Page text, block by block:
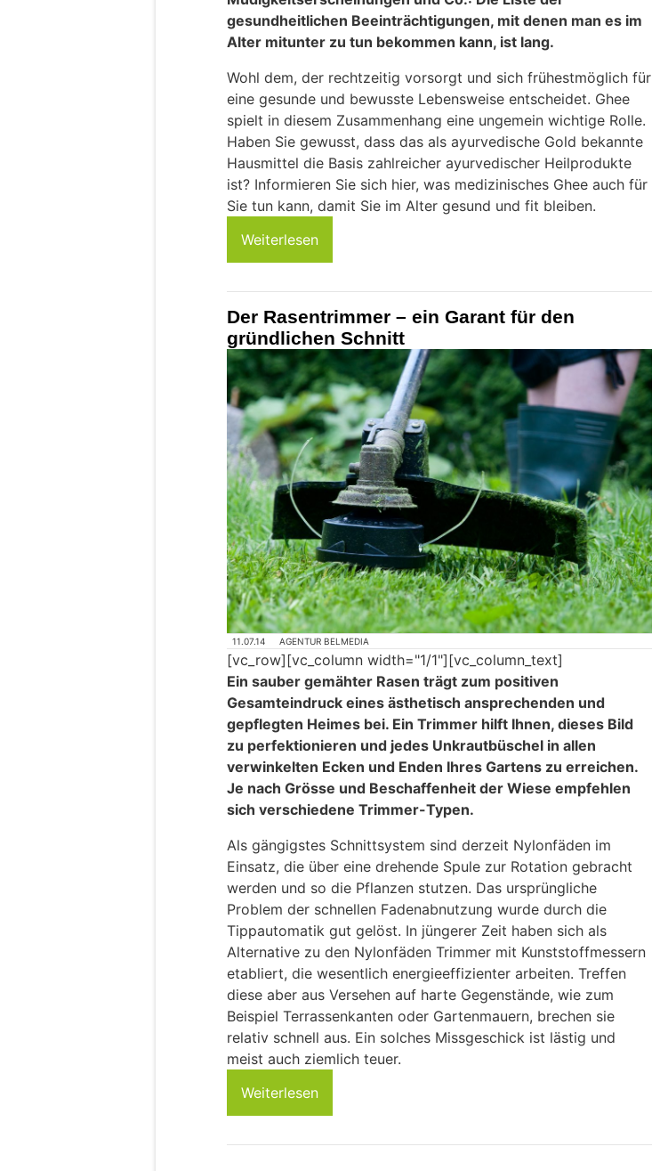
gesundheitlichen Beeinträchtigungen, mit denen man es im
Alter mitunter zu tun bekommen kann, ist lang.
Wohl dem, der rechtzeitig vorsorgt und sich frühestmöglich für
eine gesunde und bewusste Lebensweise entscheidet. Ghee
spielt in diesem Zusammenhang eine ungemein wichtige Rolle.
Haben Sie gewusst, dass das als ayurvedische Gold bekannte
Hausmittel die Basis zahlreicher ayurvedischer Heilprodukte
ist? Informieren Sie sich hier, was medizinisches Ghee auch für
Sie tun kann, damit Sie im Alter gesund und fit bleiben.
Weiterlesen
Der Rasentrimmer – ein Garant für den
gründlichen Schnitt
11.07.14 AGENTUR BELMEDIA
[vc_row][vc_column width="1/1"][vc_column_text]
Ein sauber gemähter Rasen trägt zum positiven
Gesamteindruck eines ästhetisch ansprechenden und
gepflegten Heimes bei. Ein Trimmer hilft Ihnen, dieses Bild
zu perfektionieren und jedes Unkrautbüschel in allen
verwinkelten Ecken und Enden Ihres Gartens zu erreichen.
Je nach Grösse und Beschaffenheit der Wiese empfehlen
sich verschiedene Trimmer-Typen.
Als gängigstes Schnittsystem sind derzeit Nylonfäden im
Einsatz, die über eine drehende Spule zur Rotation gebracht
werden und so die Pflanzen stutzen. Das ursprüngliche
Problem der schnellen Fadenabnutzung wurde durch die
Tippautomatik gut gelöst. In jüngerer Zeit haben sich als
Alternative zu den Nylonfäden Trimmer mit Kunststoffmessern
etabliert, die wesentlich energieeffizienter arbeiten. Treffen
diese aber aus Versehen auf harte Gegenstände, wie zum
Beispiel Terrassenkanten oder Gartenmauern, brechen sie
relativ schnell aus. Ein solches Missgeschick ist lästig und
meist auch ziemlich teuer.
Weiterlesen